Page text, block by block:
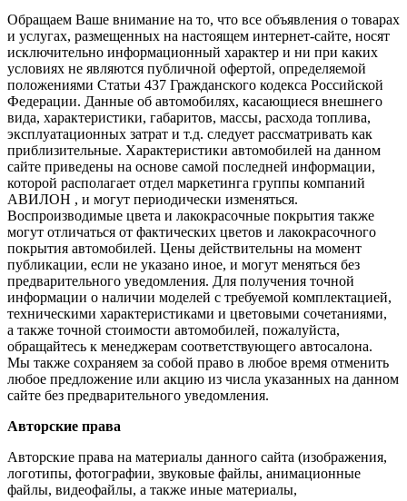
Обращаем Ваше внимание на то, что все объявления о товарах
и услугах, размещенных на настоящем интернет-сайте, носят
исключительно информационный характер и ни при каких
условиях не являются публичной офертой, определяемой
положениями Статьи 437 Гражданского кодекса Российской
Федерации. Данные об автомобилях, касающиеся внешнего
вида, характеристики, габаритов, массы, расхода топлива,
эксплуатационных затрат и т.д. следует рассматривать как
приблизительные. Характеристики автомобилей на данном
сайте приведены на основе самой последней информации,
которой располагает отдел маркетинга группы компаний
АВИЛОН , и могут периодически изменяться.
Воспроизводимые цвета и лакокрасочные покрытия также
могут отличаться от фактических цветов и лакокрасочного
покрытия автомобилей. Цены действительны на момент
публикации, если не указано иное, и могут меняться без
предварительного уведомления. Для получения точной
информации о наличии моделей с требуемой комплектацией,
техническими характеристиками и цветовыми сочетаниями,
а также точной стоимости автомобилей, пожалуйста,
обращайтесь к менеджерам соответствующего автосалона.
Мы также сохраняем за собой право в любое время отменить
любое предложение или акцию из числа указанных на данном
сайте без предварительного уведомления.
Авторские права
Авторские права на материалы данного сайта (изображения,
логотипы, фотографии, звуковые файлы, анимационные
файлы, видеофайлы, а также иные материалы,